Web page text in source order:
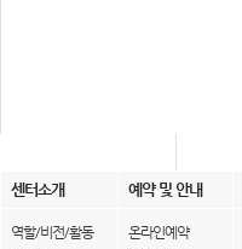
센터소개 예약 및 안내
역할/비전/활동
온라인예약